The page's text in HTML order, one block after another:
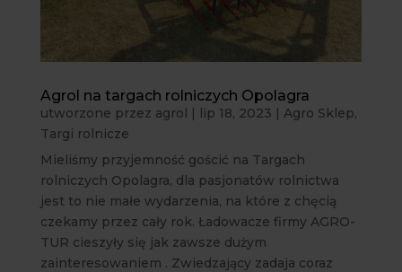
Agrol na targach rolniczych Opolagra
utworzone przez agrol | lip 18, 2023 | Agro Sklep,
Targi rolnicze
Mieliśmy przyjemność gościć na Targach
rolniczych Opolagra, dla pasjonatów rolnictwa
jest to nie małe wydarzenia, na które z chęcią
czekamy przez cały rok. Ładowacze firmy AGRO-
TUR cieszyły się jak zawsze dużym
zainteresowaniem . Zwiedzający zadaja coraz